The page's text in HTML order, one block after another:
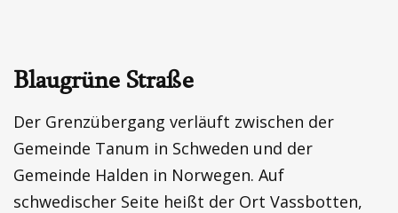
Blaugrüne Straße
Der Grenzübergang verläuft zwischen der
Gemeinde Tanum in Schweden und der
Gemeinde Halden in Norwegen. Auf
schwedischer Seite heißt der Ort Vassbotten,